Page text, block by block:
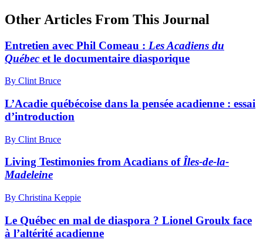
Other Articles From This Journal
Entretien avec Phil Comeau : Les Acadiens du
Québec et le documentaire diasporique
By Clint Bruce
L’Acadie québécoise dans la pensée acadienne : essai
d’introduction
By Clint Bruce
Living Testimonies from Acadians ofÎles-de-la-
Madeleine
By Christina Keppie
Le Québec en mal de diaspora ? Lionel Groulx face
à l’altérité acadienne